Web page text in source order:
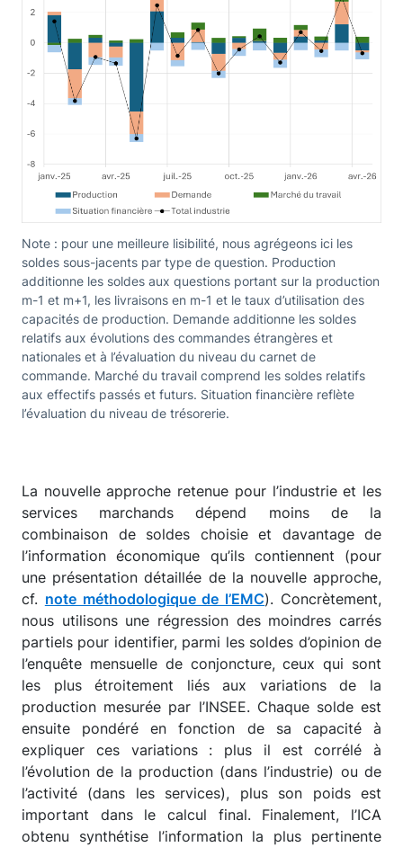
Note : pour une meilleure lisibilité, nous agrégeons ici les
soldes sous-jacents par type de question. Production
additionne les soldes aux questions portant sur la production
m-1 et m+1, les livraisons en m-1 et le taux d’utilisation des
capacités de production. Demande additionne les soldes
relatifs aux évolutions des commandes étrangères et
nationales et à l’évaluation du niveau du carnet de
commande. Marché du travail comprend les soldes relatifs
aux effectifs passés et futurs. Situation financière reflète
l’évaluation du niveau de trésorerie.
La nouvelle approche retenue pour l’industrie et les
services marchands dépend moins de la
combinaison de soldes choisie et davantage de
l’information économique qu’ils contiennent (pour
une présentation détaillée de la nouvelle approche,
cf. note méthodologique de l’EMC). Concrètement,
nous utilisons une régression des moindres carrés
partiels pour identifier, parmi les soldes d’opinion de
l’enquête mensuelle de conjoncture, ceux qui sont
les plus étroitement liés aux variations de la
production mesurée par l’INSEE. Chaque solde est
ensuite pondéré en fonction de sa capacité à
expliquer ces variations : plus il est corrélé à
l’évolution de la production (dans l’industrie) ou de
l’activité (dans les services), plus son poids est
important dans le calcul final. Finalement, l’ICA
obtenu synthétise l’information la plus pertinente